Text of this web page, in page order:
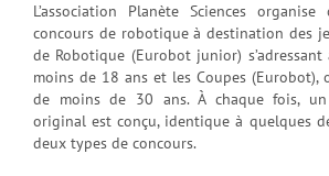
L’association Planète Sciences
concours de robotique à destination des
de Robotique (Eurobot junior)
moins de 18 ans et les Coupes (Eurobot),
de moins de 30 ans. À chaque fois,
original est conçu, identique à quelques
deux types de concours.